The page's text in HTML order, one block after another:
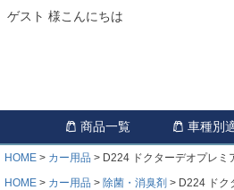
ゲスト 様こんにちは
商品一覧 車種別
HOME カー用品
D224 ドクターデオプレミ
HOME
カー用品 除菌・消臭剤
D224 ドク